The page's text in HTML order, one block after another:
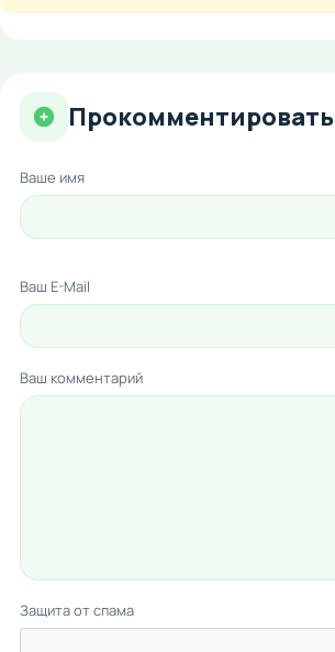
Прокомментировать
Ваше имя
Ваш E-Mail
Ваш комментарий
Защита от спама